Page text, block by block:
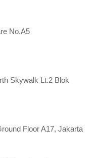
No.A5
Skywalk Lt.2 Blok
Floor A17, Jakarta